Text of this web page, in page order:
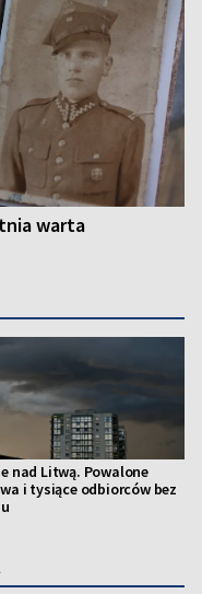
warta
nad Litwą. Powalone
i tysiące odbiorców bez